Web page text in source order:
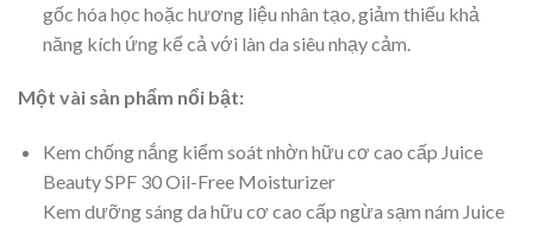
gốc hóa học hoặc hương liệu nhân tạo, giảm thiếu khả
năng kích ứng kể cả với làn da siêu nhạy cảm.
Một vài sản phẩm nổi bật:
Kem chống nắng kiểm soát nhờn hữu cơ cao cấp Juice
Beauty SPF 30 Oil-Free Moisturizer
Kem dưỡng sáng da hữu cơ cao cấp ngừa sạm nám Juice